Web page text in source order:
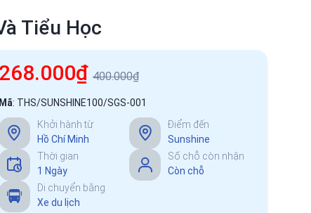
Tiểu Học
268.000₫400.000₫
Mã: THS/SUNSHINE100/SGS-001
Khởi hành từ
Hồ Chí Minh
Điểm đến
Sunshine
Thời gian
1 Ngày
Số chỗ còn nhận
Còn chỗ
Di chuyển bằng
Xe du lịch